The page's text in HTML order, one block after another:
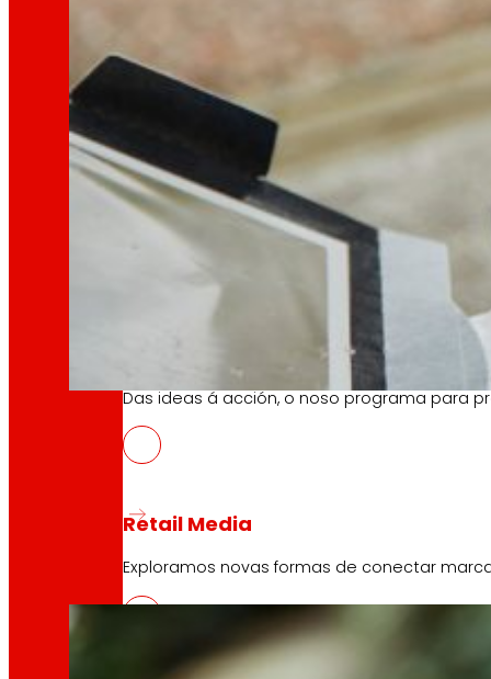
nos move
Proxectos de innovación
A l+D+i impulsa a nosa transformación,
Das ideas á acción, o noso programa para
Retail Media
Exploramos novas formas de conectar
ToNoWaste, cara a unha nova
10 Abril, 2026
O desperdicio de alimentos é un problema